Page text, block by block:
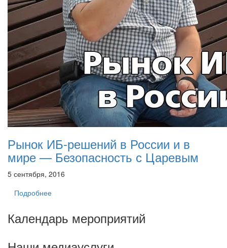
Рынок ИБ-решений в России и в
мире — Безопасность с Царевым
5 сентября, 2016
Подробнее
Календарь мероприятий